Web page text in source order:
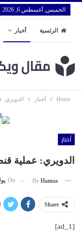
الخميس, أغسطس 6, 2026
الرئسية أخبار
Home أخبار الدويري:
أخبار
الدويري: عملية
By Hamza
On
Share
[ad_1]